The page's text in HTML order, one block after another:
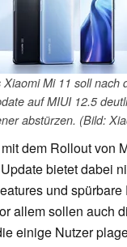
Xiaomi Mi 11 soll nach
auf MIUI 12.5
abstürzen. (Bild:
dem Rollout von
bietet dabei
und spürbare
allem sollen auch
einige Nutzer